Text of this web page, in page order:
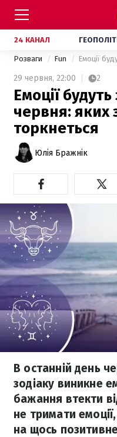
24 КАНАЛ
Розваги Fun
29 червня, 22:00 2
Емоції
червня: яких
торкнеться
Юлія Бражнік
В останній день
зодіаку виникне
бажання втекти
не тримати
на щось